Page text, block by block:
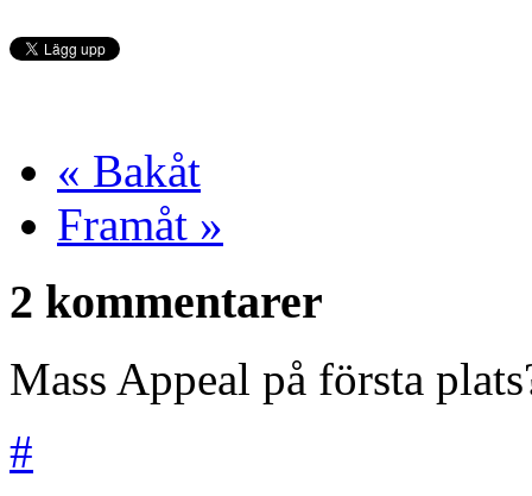
« Bakåt
Framåt »
2 kommentarer
Mass Appeal på första
#